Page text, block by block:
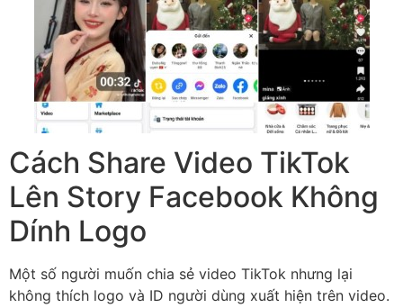
Cách Share Video TikTok
Lên Story Facebook Không
Dính Logo
Một số người muốn chia sẻ video TikTok nhưng lại
không thích logo và ID người dùng xuất hiện trên video.